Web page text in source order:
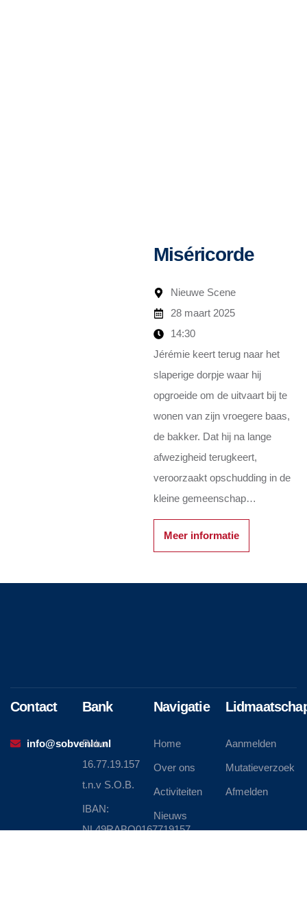
Miséricorde
Nieuwe Scene
28 maart 2025
14:30
Jérémie keert terug naar het
slaperige dorpje waar hij
opgroeide om de uitvaart bij te
wonen van zijn vroegere baas,
de bakker. Dat hij na lange
afwezigheid terugkeert,
veroorzaakt opschudding in de
kleine gemeenschap…
Meer informatie
Contact
info@sobvenlo.nl
Bank
Rabo
16.77.19.157
t.n.v S.O.B.
IBAN:
NL49RABO0167719157
Navigatie
Home
Over ons
Activiteiten
Nieuws
Aanmelden
Mutatieverzoek
Afmelden